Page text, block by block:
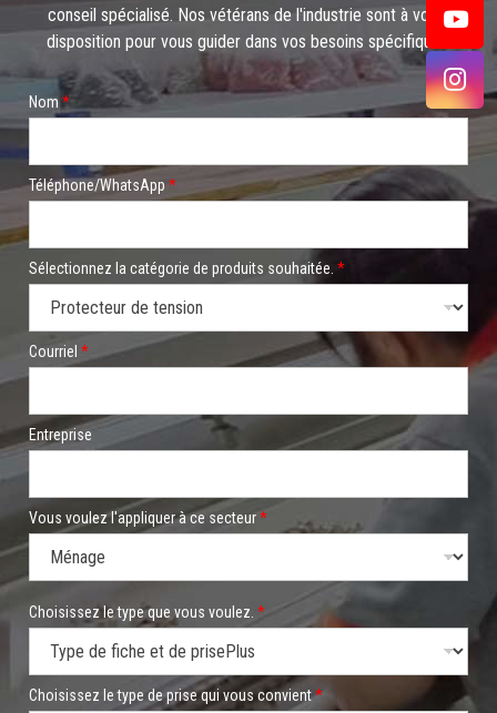
conseil spécialisé. Nos vétérans de l'industrie sont à votre
disposition pour vous guider dans vos besoins spécifiques.
Nom*
Téléphone/WhatsApp *
Sélectionnez la catégorie de produits souhaitée. *
Courriel *
Entreprise
Vous voulez l'appliquer à ce secteur*
Choisissez le type que vous voulez. *
Choisissez le type de prise qui vous convient*